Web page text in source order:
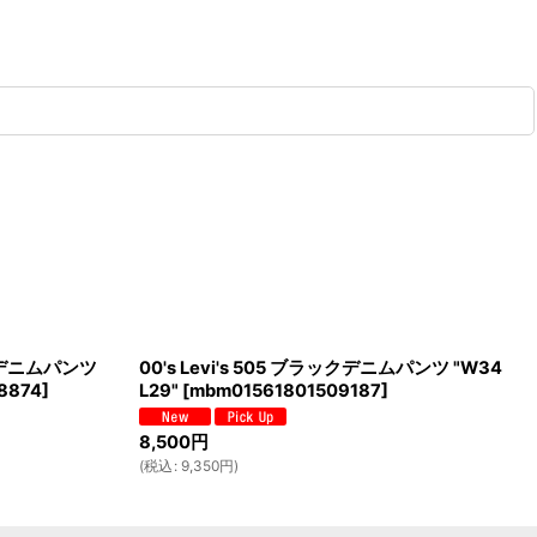
ムパンツ
]
00's Levi's 505 ブラックデニムパンツ "W34
L29" [mbm01561801509187]
8,500円
(税込 : 9,350円)